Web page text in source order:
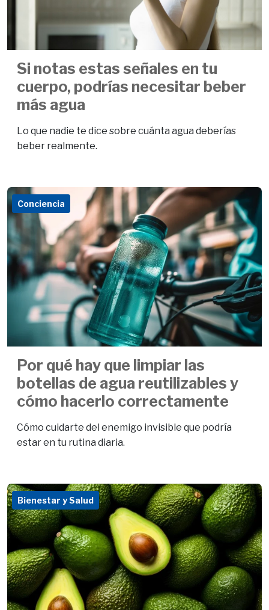
Si notas estas señales en tu
cuerpo, podrías necesitar beber
más agua
Lo que nadie te dice sobre cuánta agua deberías
beber realmente.
Conciencia
Por qué hay que limpiar las
botellas de agua reutilizables y
cómo hacerlo correctamente
Cómo cuidarte del enemigo invisible que podría
estar en tu rutina diaria.
Bienestar y Salud